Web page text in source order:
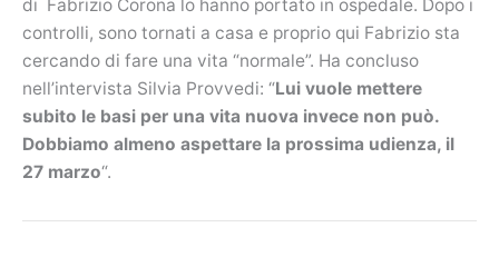
di Fabrizio Corona lo hanno portato in ospedale. Dopo i
controlli, sono tornati a casa e proprio qui Fabrizio sta
cercando di fare una vita “normale”. Ha concluso
nell’intervista Silvia Provvedi: “Lui vuole mettere
subito le basi per una vita nuova invece non può.
Dobbiamo almeno aspettare la prossima udienza, il
27 marzo“.